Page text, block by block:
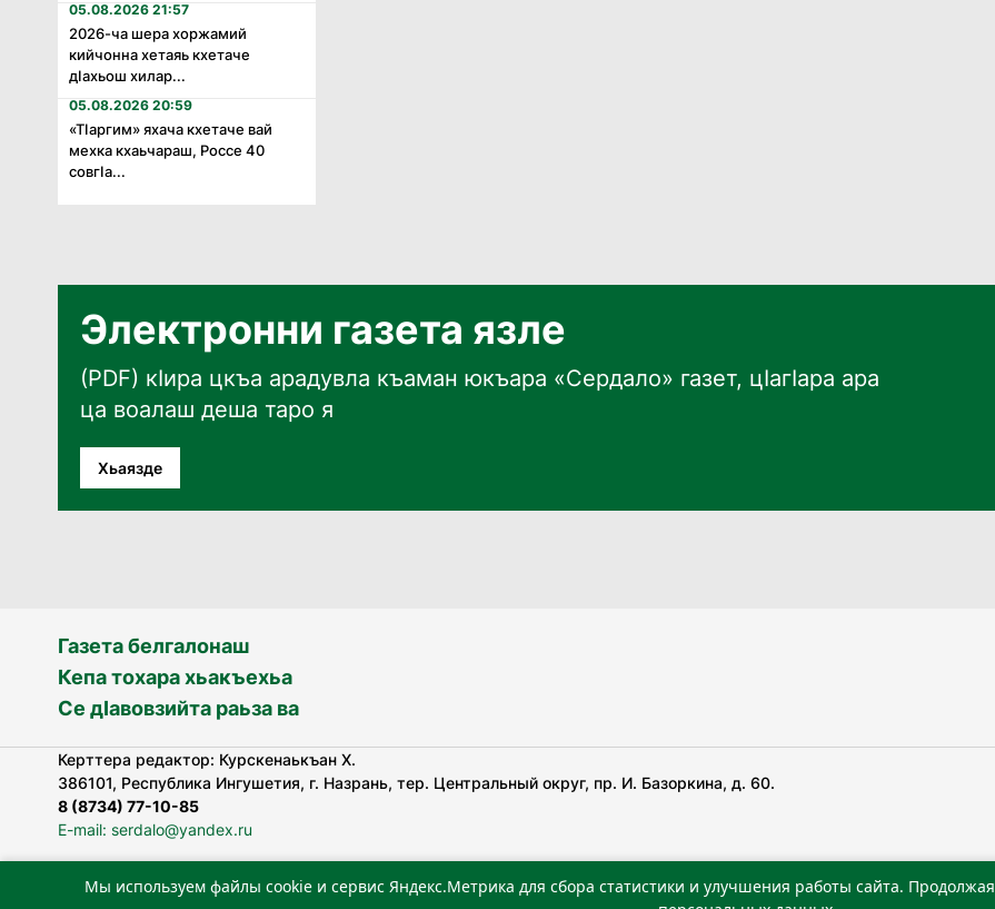
05.08.2026 21:57
2026-ча шера хоржамий
кийчонна хетаяь кхетаче
дӏахьош хилар...
05.08.2026 20:59
«Тӏаргим» яхача кхетаче вай
мехка кхаьчараш, Россе 40
совгӏа...
Электронни газета язле
(PDF) кӀира цкъа арадувла къаман юкъара «Сердало» газет, цӀагӀара ара
ца воалаш деша таро я
Хьаязде
Газета белгалонаш
Кепа тохара хьакъехьа
Се дӀавовзийта раьза ва
Керттера редактор: Курскенаькъан Х.
386101, Республика Ингушетия, г. Назрань, тер. Центральный округ, пр. И. Базоркина, д. 60.
8 (8734) 77-10-85
E-mail: serdalo@yandex.ru
«Сердало» газета арадувлар чIоагIдаьд бувзамеи, хоам беча гIирсаштеи, цар дуккхача тайпаштеи тIахьожам
Мы используем файлы cookie и сервис Яндекс.Метрика для сбора статистики и улучшения работы сайта.